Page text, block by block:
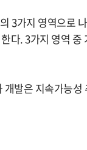
의 3가지 영역으
다. 3가지 영역
개발은 지속가능